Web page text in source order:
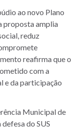
ao novo Plano
proposta amplia
reduz
reafirma que o
com a
e da participação
Municipal de
do SUS